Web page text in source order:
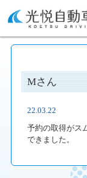
Mさん
22.03.22
予約の取得がス
できました。